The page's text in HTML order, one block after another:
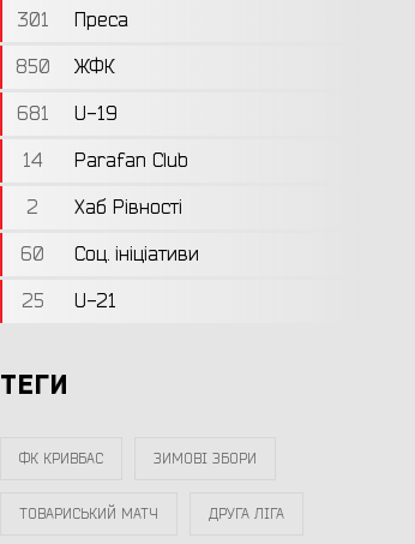
301
Преса
850
ЖФК
681
U-19
14
Parafan Club
2
Хаб Рівності
60
Соц. ініціативи
25
U-21
ТЕГИ
ФК КРИВБАС ЗИМОВІ ЗБОРИ
ТОВАРИСЬКИЙ МАТЧ ДРУГА ЛІГА